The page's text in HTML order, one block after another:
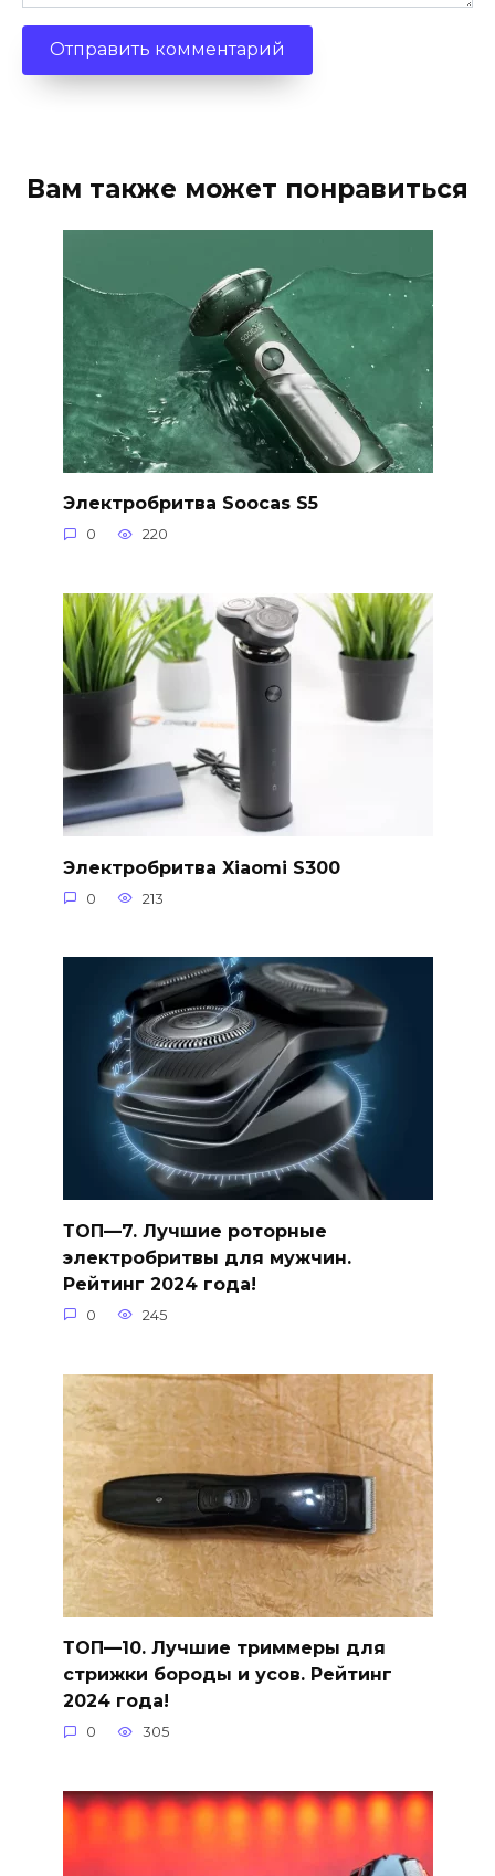
Вам также может понравиться
Электробритва Soocas S5
0 220
Электробритва Xiaomi S300
0 213
ТОП—7. Лучшие роторные
электробритвы для мужчин.
Рейтинг 2024 года!
0 245
ТОП—10. Лучшие триммеры для
стрижки бороды и усов. Рейтинг
2024 года!
0 305